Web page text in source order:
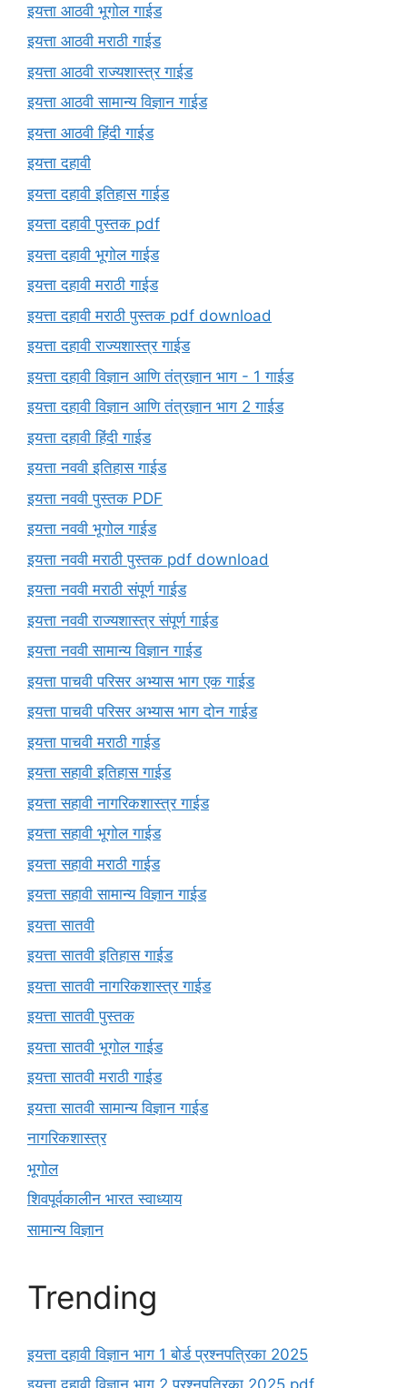
इयत्ता आठवी भूगोल गाईड
इयत्ता आठवी मराठी गाईड
इयत्ता आठवी राज्यशास्त्र गाईड
इयत्ता आठवी सामान्य विज्ञान गाईड
इयत्ता आठवी हिंदी गाईड
इयत्ता दहावी
इयत्ता दहावी इतिहास गाईड
इयत्ता दहावी पुस्तक pdf
इयत्ता दहावी भूगोल गाईड
इयत्ता दहावी मराठी गाईड
इयत्ता दहावी मराठी पुस्तक pdf download
इयत्ता दहावी राज्यशास्त्र गाईड
इयत्ता दहावी विज्ञान आणि तंत्रज्ञान भाग - 1 गाईड
इयत्ता दहावी विज्ञान आणि तंत्रज्ञान भाग 2 गाईड
इयत्ता दहावी हिंदी गाईड
इयत्ता नववी इतिहास गाईड
इयत्ता नववी पुस्तक PDF
इयत्ता नववी भूगोल गाईड
इयत्ता नववी मराठी पुस्तक pdf download
इयत्ता नववी मराठी संपूर्ण गाईड
इयत्ता नववी राज्यशास्त्र संपूर्ण गाईड
इयत्ता नववी सामान्य विज्ञान गाईड
इयत्ता पाचवी परिसर अभ्यास भाग एक गाईड
इयत्ता पाचवी परिसर अभ्यास भाग दोन गाईड
इयत्ता पाचवी मराठी गाईड
इयत्ता सहावी इतिहास गाईड
इयत्ता सहावी नागरिकशास्त्र गाईड
इयत्ता सहावी भूगोल गाईड
इयत्ता सहावी मराठी गाईड
इयत्ता सहावी सामान्य विज्ञान गाईड
इयत्ता सातवी
इयत्ता सातवी इतिहास गाईड
इयत्ता सातवी नागरिकशास्त्र गाईड
इयत्ता सातवी पुस्तक
इयत्ता सातवी भूगोल गाईड
इयत्ता सातवी मराठी गाईड
इयत्ता सातवी सामान्य विज्ञान गाईड
नागरिकशास्त्र
भूगोल
शिवपूर्वकालीन भारत स्वाध्याय
सामान्य विज्ञान
Trending
इयत्ता दहावी विज्ञान भाग 1 बोर्ड प्रश्नपत्रिका 2025